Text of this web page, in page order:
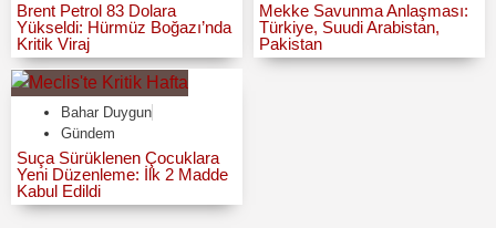
Brent Petrol 83 Dolara
Yükseldi: Hürmüz Boğazı’nda
Kritik Viraj
Mekke Savunma Anlaşması:
Türkiye, Suudi Arabistan,
Pakistan
Bahar Duygun
Gündem
Suça Sürüklenen Çocuklara
Yeni Düzenleme: İlk 2 Madde
Kabul Edildi